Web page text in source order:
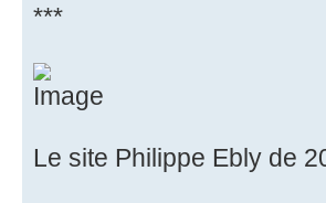
***
Le site Philippe Ebly de